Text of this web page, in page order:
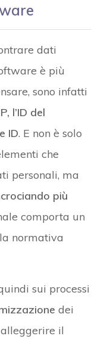
dati
è più
sono infatti
l’ID del
ID. E non è solo
che
personali, ma
più
comporta un
normativa
sui processi
dei
il